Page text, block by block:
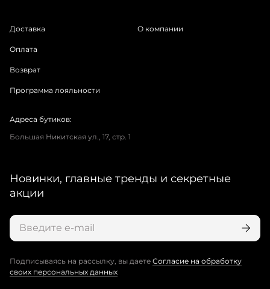
Доставка
Оплата
Возврат
Программа лояльности
О компании
Адреса бутиков:
Большая Никитская ул., 17, стр. 1
Новинки, главные тренды и секретные
акции
Подписываясь на рассылку, вы даете Согласие на обработку
своих персональных данных